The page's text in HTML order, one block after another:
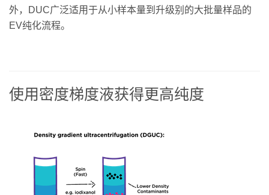
外，DUC广泛适用于从小样本量到升级别的大批量样品的
EV纯化流程。
使用密度梯度液获得更高纯度